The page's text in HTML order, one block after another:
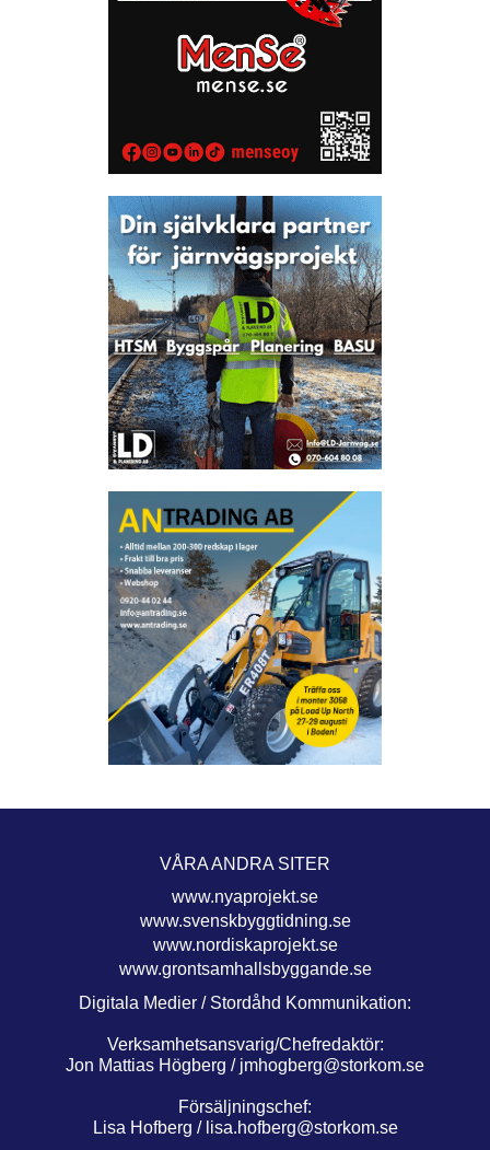
VÅRA ANDRA SITER
www.nyaprojekt.se
www.svenskbyggtidning.se
www.nordiskaprojekt.se
www.grontsamhallsbyggande.se
Digitala Medier / Stordåhd Kommunikation:
Verksamhetsansvarig/Chefredaktör:
Jon Mattias Högberg / jmhogberg@storkom.se
Försäljningschef:
Lisa Hofberg / lisa.hofberg@storkom.se